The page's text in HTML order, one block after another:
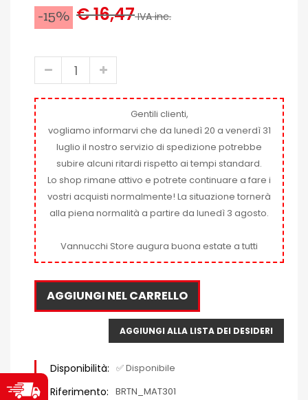
-15% € 16,47IVA inc.
Gentili clienti,
vogliamo informarvi che da lunedì 20 a venerdì 31
luglio il nostro servizio di spedizione potrebbe
subire alcuni ritardi rispetto ai tempi standard.
Lo shop rimane attivo e potrete continuare a fare i
vostri acquisti normalmente! La situazione tornerà
alla piena normalità a partire da lunedì 3 agosto.
Vannucchi Store augura buona estate a tutti
AGGIUNGI NEL CARRELLO
AGGIUNGI ALLA LISTA DEI DESIDERI
Disponibilità: ✅ Disponibile
Riferimento: BRTN_MAT301